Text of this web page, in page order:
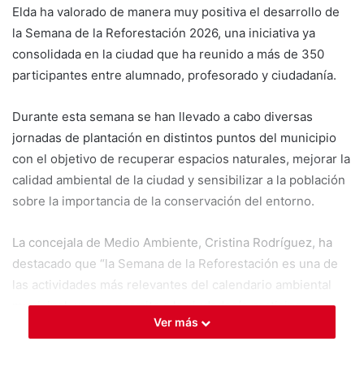
Elda ha valorado de manera muy positiva el desarrollo de
la Semana de la Reforestación 2026, una iniciativa ya
consolidada en la ciudad que ha reunido a más de 350
participantes entre alumnado, profesorado y ciudadanía.
Durante esta semana se han llevado a cabo diversas
jornadas de plantación en distintos puntos del municipio
con el objetivo de recuperar espacios naturales, mejorar la
calidad ambiental de la ciudad y sensibilizar a la población
sobre la importancia de la conservación del entorno.
La concejala de Medio Ambiente, Cristina Rodríguez, ha
destacado que “la Semana de la Reforestación es una de
las actividades más relevantes del calendario ambiental
municipal, ya que permite a la ciudadanía participar
activamente en la mejora de nuestros espacios naturales y
Ver más